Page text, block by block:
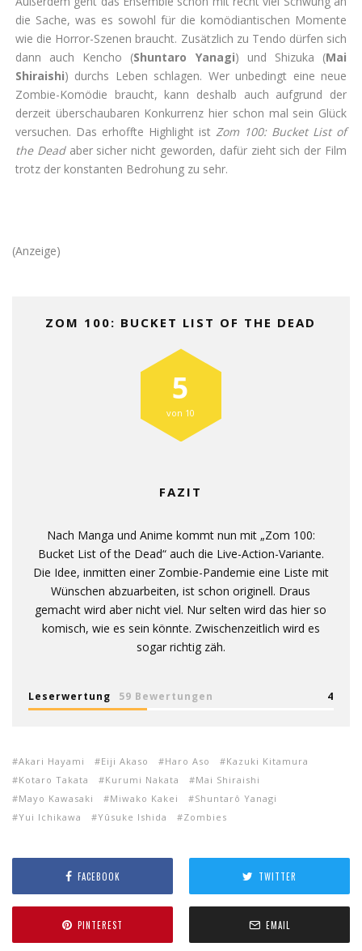
die Sache, was es sowohl für die komödiantischen Momente
wie die Horror-Szenen braucht. Zusätzlich zu Tendo dürfen sich
dann auch Kencho (Shuntaro Yanagi) und Shizuka (Mai
Shiraishi) durchs Leben schlagen. Wer unbedingt eine neue
Zombie-Komödie braucht, kann deshalb auch aufgrund der
derzeit überschaubaren Konkurrenz hier schon mal sein Glück
versuchen. Das erhoffte Highlight ist Zom 100: Bucket List of
the Deadaber sicher nicht geworden, dafür zieht sich der Film
trotz der konstanten Bedrohung zu sehr.
(Anzeige)
ZOM 100: BUCKET LIST OF THE DEAD
FAZIT
Nach Manga und Anime kommt nun mit „Zom 100:
Bucket List of the Dead“ auch die Live-Action-Variante.
Die Idee, inmitten einer Zombie-Pandemie eine Liste mit
Wünschen abzuarbeiten, ist schon originell. Draus
gemacht wird aber nicht viel. Nur selten wird das hier so
komisch, wie es sein könnte. Zwischenzeitlich wird es
sogar richtig zäh.
Leserwertung 59 Bewertungen 4
5
von 10
Akari Hayami Eiji Akaso Haro Aso
Kazuki Kitamura
Kotaro Takata
Kurumi Nakata
Mai Shiraishi
Mayo Kawasaki
Miwako Kakei
Shuntarô Yanagi
Yui Ichikawa
Yûsuke Ishida Zombies
FACEBOOK TWITTER
PINTEREST EMAIL